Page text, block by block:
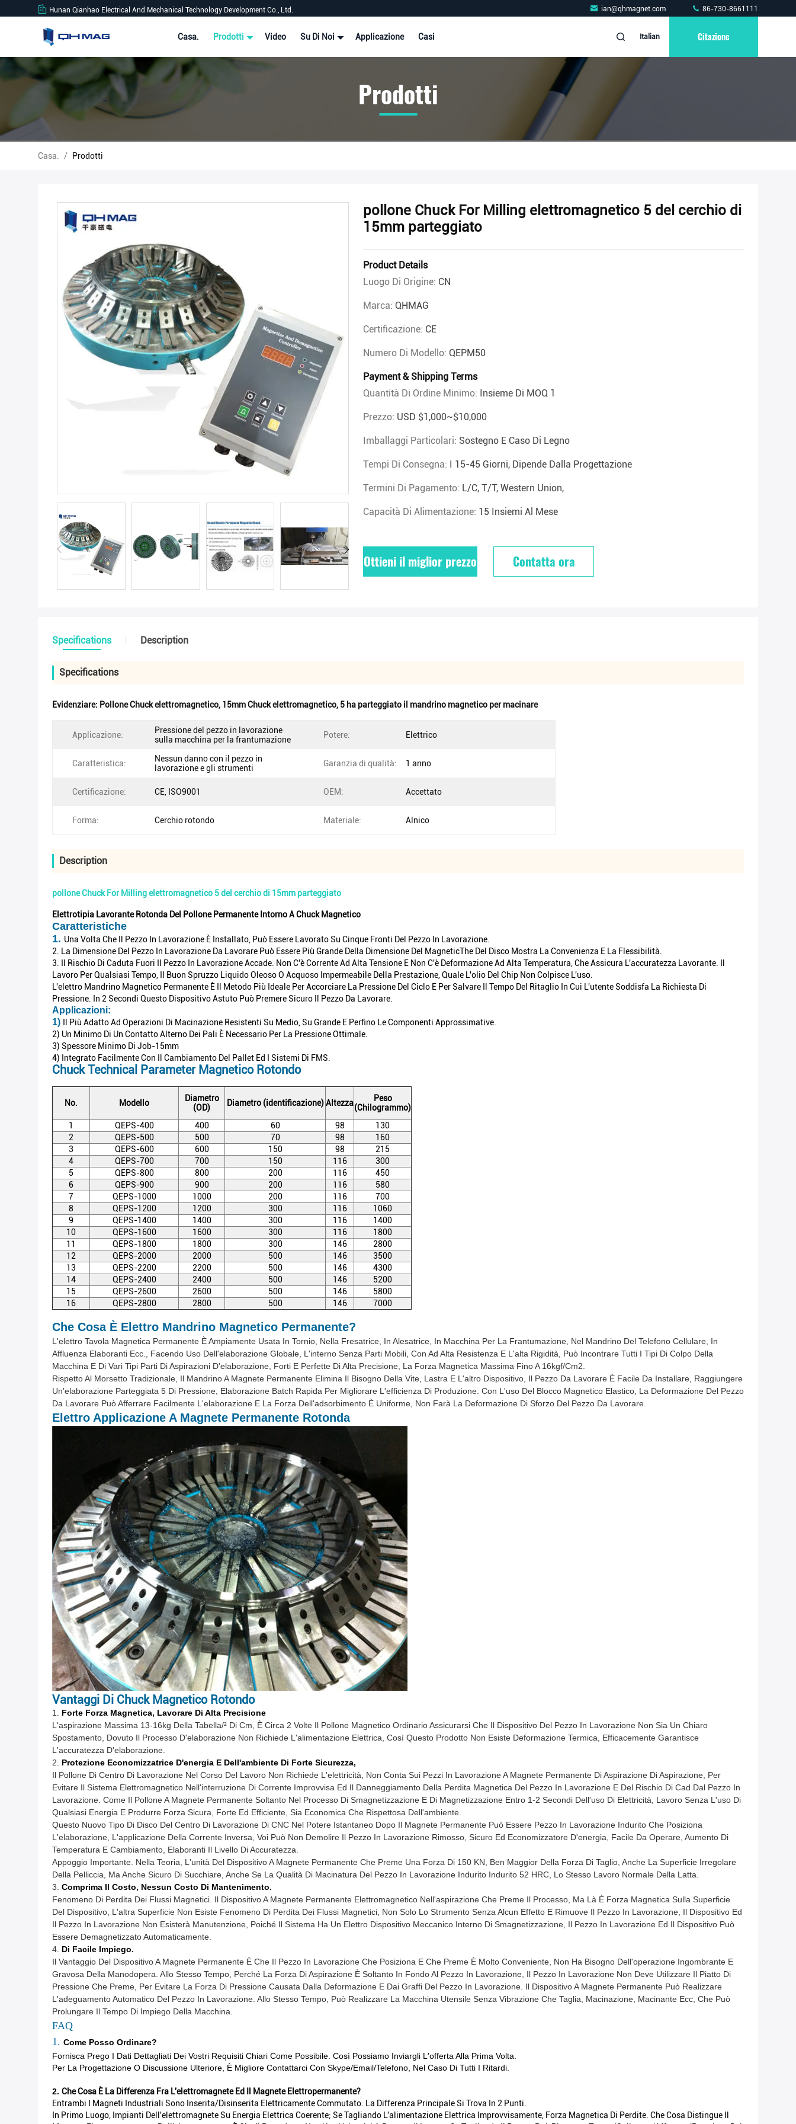
Hunan Qianhao Electrical And Mechanical Technology Development Co., Ltd. ian@qhmagnet.com 86-730-8661111
Casa. Prodotti Video Su Di Noi Applicazione Casi Italian Citazione
Prodotti
Casa. / Prodotti
pollone Chuck For Milling elettromagnetico 5 del cerchio di
15mm parteggiato
Product Details
Luogo Di Origine: CN
Marca: QHMAG
Certificazione: CE
Numero Di Modello: QEPM50
Payment & Shipping Terms
Quantità Di Ordine Minimo: Insieme Di MOQ 1
Prezzo: USD $1,000~$10,000
Imballaggi Particolari: Sostegno E Caso Di Legno
Tempi Di Consegna: I 15-45 Giorni, Dipende Dalla Progettazione
Termini Di Pagamento: L/C, T/T, Western Union,
Capacità Di Alimentazione: 15 Insiemi Al Mese
Ottieni il miglior prezzo Contatta ora
Specifications Description
Specifications
Evidenziare: Pollone Chuck elettromagnetico, 15mm Chuck elettromagnetico, 5 ha parteggiato il mandrino magnetico per macinare
Applicazione:
Pressione del pezzo in lavorazione
sulla macchina per la frantumazione
Potere: Elettrico
Caratteristica:
Nessun danno con il pezzo in
lavorazione e gli strumenti
Garanzia di qualità: 1 anno
Certificazione: CE, ISO9001 OEM: Accettato
Forma: Cerchio rotondo Materiale: Alnico
Description
pollone Chuck For Milling elettromagnetico 5 del cerchio di 15mm parteggiato
Elettrotipia Lavorante Rotonda Del Pollone Permanente Intorno A Chuck Magnetico
Caratteristiche
1. Una Volta Che Il Pezzo In Lavorazione È Installato, Può Essere Lavorato Su Cinque Fronti Del Pezzo In Lavorazione.
2. La Dimensione Del Pezzo In Lavorazione Da Lavorare Può Essere Più Grande Della Dimensione Del MagneticThe Del Disco Mostra La Convenienza E La Flessibilità.
3. Il Rischio Di Caduta Fuori Il Pezzo In Lavorazione Accade. Non C'è Corrente Ad Alta Tensione E Non C'è Deformazione Ad Alta Temperatura, Che Assicura L'accuratezza Lavorante. Il
Lavoro Per Qualsiasi Tempo, Il Buon Spruzzo Liquido Oleoso O Acquoso Impermeabile Della Prestazione, Quale L'olio Del Chip Non Colpisce L'uso.
L'elettro Mandrino Magnetico Permanente È Il Metodo Più Ideale Per Accorciare La Pressione Del Ciclo E Per Salvare Il Tempo Del Ritaglio In Cui L'utente Soddisfa La Richiesta Di
Pressione. In 2 Secondi Questo Dispositivo Astuto Può Premere Sicuro Il Pezzo Da Lavorare.
Applicazioni:
1)
Il Più Adatto Ad Operazioni Di Macinazione Resistenti Su Medio, Su Grande E Perfino Le Componenti Approssimative.
2) Un Minimo Di Un Contatto Alterno Dei Pali È Necessario Per La Pressione Ottimale.
3) Spessore Minimo Di Job-15mm
4) Integrato Facilmente Con Il Cambiamento Del Pallet Ed I Sistemi Di FMS.
Chuck Technical Parameter Magnetico Rotondo
No. Modello
Diametro
(OD)
Diametro (identificazione) Altezza
Peso
(Chilogrammo)
1
QEPS-400 400 60 98
130
2
QEPS-500 500 70 98
160
3
QEPS-600 600 150 98
215
4
QEPS-700 700 150 116
300
5
QEPS-800 800 200 116
450
6
QEPS-900 900 200 116
580
7
QEPS-1000 1000 200 116
700
8
QEPS-1200 1200 300 116
1060
9
QEPS-1400 1400 300 116
1400
10
QEPS-1600 1600 300 116
1800
11
QEPS-1800 1800 300 146
2800
12
QEPS-2000 2000 500 146
3500
13
QEPS-2200 2200 500 146
4300
14
QEPS-2400 2400 500 146
5200
15
QEPS-2600 2600 500 146
5800
16
QEPS-2800 2800 500 146 7000
Che Cosa È Elettro Mandrino Magnetico Permanente?
L'elettro Tavola Magnetica Permanente È Ampiamente Usata In Tornio, Nella Fresatrice, In Alesatrice, In Macchina Per La Frantumazione, Nel Mandrino Del Telefono Cellulare, In
Affluenza Elaboranti Ecc., Facendo Uso Dell'elaborazione Globale, L'interno Senza Parti Mobili, Con Ad Alta Resistenza E L'alta Rigidità, Può Incontrare Tutti I Tipi Di Colpo Della
Macchina E Di Vari Tipi Parti Di Aspirazioni D'elaborazione, Forti E Perfette Di Alta Precisione, La Forza Magnetica Massima Fino A 16kgf/cm2.
Rispetto Al Morsetto Tradizionale, Il Mandrino A Magnete Permanente Elimina Il Bisogno Della Vite, Lastra E L'altro Dispositivo, Il Pezzo Da Lavorare È Facile Da Installare, Raggiungere
Un'elaborazione Parteggiata 5 Di Pressione, Elaborazione Batch Rapida Per Migliorare L'efficienza Di Produzione. Con L'uso Del Blocco Magnetico Elastico, La Deformazione Del Pezzo
Da Lavorare Può Afferrare Facilmente L'elaborazione E La Forza Dell'adsorbimento È Uniforme, Non Farà La Deformazione Di Sforzo Del Pezzo Da Lavorare.
Elettro Applicazione A Magnete Permanente Rotonda
Vantaggi Di Chuck Magnetico Rotondo
1. Forte Forza Magnetica, Lavorare Di Alta Precisione
L'aspirazione Massima 13-16kg Della Tabella/² Di Cm, È Circa 2 Volte Il Pollone Magnetico Ordinario Assicurarsi Che Il Dispositivo Del Pezzo In Lavorazione Non Sia Un Chiaro
Spostamento, Dovuto Il Processo D'elaborazione Non Richiede L'alimentazione Elettrica, Così Questo Prodotto Non Esiste Deformazione Termica, Efficacemente Garantisce
L'accuratezza D'elaborazione.
2. Protezione Economizzatrice D'energia E Dell'ambiente Di Forte Sicurezza,
Il Pollone Di Centro Di Lavorazione Nel Corso Del Lavoro Non Richiede L'elettricità, Non Conta Sui Pezzi In Lavorazione A Magnete Permanente Di Aspirazione Di Aspirazione, Per
Evitare Il Sistema Elettromagnetico Nell'interruzione Di Corrente Improvvisa Ed Il Danneggiamento Della Perdita Magnetica Del Pezzo In Lavorazione E Del Rischio Di Cad Dal Pezzo In
Lavorazione. Come Il Pollone A Magnete Permanente Soltanto Nel Processo Di Smagnetizzazione E Di Magnetizzazione Entro 1-2 Secondi Dell'uso Di Elettricità, Lavoro Senza L'uso Di
Qualsiasi Energia E Produrre Forza Sicura, Forte Ed Efficiente, Sia Economica Che Rispettosa Dell'ambiente.
Questo Nuovo Tipo Di Disco Del Centro Di Lavorazione Di CNC Nel Potere Istantaneo Dopo Il Magnete Permanente Può Essere Pezzo In Lavorazione Indurito Che Posiziona
L'elaborazione, L'applicazione Della Corrente Inversa, Voi Può Non Demolire Il Pezzo In Lavorazione Rimosso, Sicuro Ed Economizzatore D'energia, Facile Da Operare, Aumento Di
Temperatura E Cambiamento, Elaboranti Il Livello Di Accuratezza.
Appoggio Importante. Nella Teoria, L'unità Del Dispositivo A Magnete Permanente Che Preme Una Forza Di 150 KN, Ben Maggior Della Forza Di Taglio, Anche La Superficie Irregolare
Della Pelliccia, Ma Anche Sicuro Di Succhiare, Anche Se La Qualità Di Macinatura Del Pezzo In Lavorazione Indurito Indurito 52 HRC, Lo Stesso Lavoro Normale Della Latta.
3. Comprima Il Costo, Nessun Costo Di Mantenimento.
Fenomeno Di Perdita Dei Flussi Magnetici. Il Dispositivo A Magnete Permanente Elettromagnetico Nell'aspirazione Che Preme Il Processo, Ma Là È Forza Magnetica Sulla Superficie
Del Dispositivo, L'altra Superficie Non Esiste Fenomeno Di Perdita Dei Flussi Magnetici, Non Solo Lo Strumento Senza Alcun Effetto E Rimuove Il Pezzo In Lavorazione, Il Dispositivo Ed
Il Pezzo In Lavorazione Non Esisterà Manutenzione, Poiché Il Sistema Ha Un Elettro Dispositivo Meccanico Interno Di Smagnetizzazione, Il Pezzo In Lavorazione Ed Il Dispositivo Può
Essere Demagnetizzato Automaticamente.
4. Di Facile Impiego.
Il Vantaggio Del Dispositivo A Magnete Permanente È Che Il Pezzo In Lavorazione Che Posiziona E Che Preme È Molto Conveniente, Non Ha Bisogno Dell'operazione Ingombrante E
Gravosa Della Manodopera. Allo Stesso Tempo, Perché La Forza Di Aspirazione È Soltanto In Fondo Al Pezzo In Lavorazione, Il Pezzo In Lavorazione Non Deve Utilizzare Il Piatto Di
Pressione Che Preme, Per Evitare La Forza Di Pressione Causata Dalla Deformazione E Dai Graffi Del Pezzo In Lavorazione. Il Dispositivo A Magnete Permanente Può Realizzare
L'adeguamento Automatico Del Pezzo In Lavorazione. Allo Stesso Tempo, Può Realizzare La Macchina Utensile Senza Vibrazione Che Taglia, Macinazione, Macinante Ecc, Che Può
Prolungare Il Tempo Di Impiego Della Macchina.
FAQ
1. Come Posso Ordinare?
Fornisca Prego I Dati Dettagliati Dei Vostri Requisiti Chiari Come Possibile. Così Possiamo Inviargli L'offerta Alla Prima Volta.
Per La Progettazione O Discussione Ulteriore, È Migliore Contattarci Con Skype/email/telefono, Nel Caso Di Tutti I Ritardi.
2. Che Cosa È La Differenza Fra L'elettromagnete Ed Il Magnete Elettropermanente?
Entrambi I Magneti Industriali Sono Inserita/disinserita Elettricamente Commutato. La Differenza Principale Si Trova In 2 Punti.
In Primo Luogo, Impianti Dell'elettromagnete Su Energia Elettrica Coerente; Se Tagliando L'alimentazione Elettrica Improvvisamente, Forza Magnetica Di Perdite. Che Cosa Distingue Il